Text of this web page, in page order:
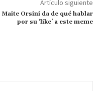
Artículo siguiente
Maite Orsini da de qué hablar
por su ‘like’ a este meme